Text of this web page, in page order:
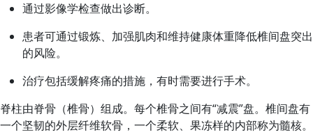
通过影像学检查做出诊断。
患者可通过锻炼、加强肌肉和维持健康体重降低椎间盘突出
的风险。
治疗包括缓解疼痛的措施，有时需要进行手术。
脊柱由脊骨（椎骨）组成。每个椎骨之间有“减震”盘。椎间盘有
一个坚韧的外层纤维软骨，一个柔软、果冻样的内部称为髓核。